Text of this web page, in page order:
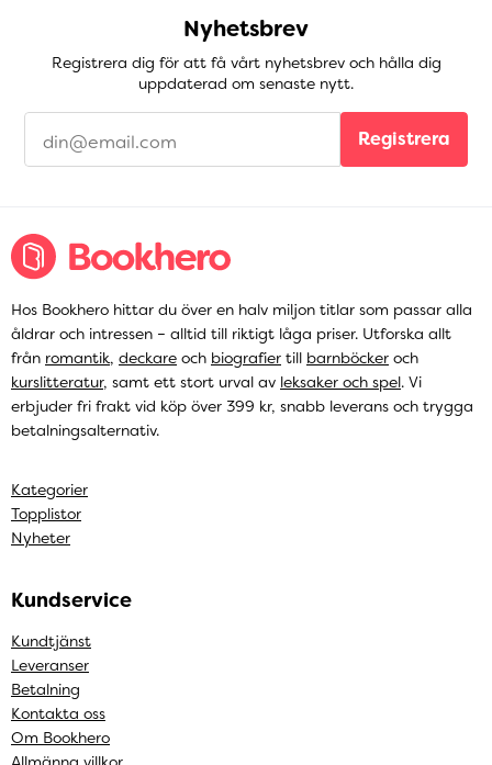
Nyhetsbrev
Registrera dig för att få vårt nyhetsbrev och hålla dig
uppdaterad om senaste nytt.
Registrera
Hos Bookhero hittar du över en halv miljon titlar som passar alla
åldrar och intressen – alltid till riktigt låga priser. Utforska allt
från romantik, deckare och biografier till barnböcker och
kurslitteratur, samt ett stort urval av leksaker och spel. Vi
erbjuder fri frakt vid köp över 399 kr, snabb leverans och trygga
betalningsalternativ.
Kategorier
Topplistor
Nyheter
Kundservice
Kundtjänst
Leveranser
Betalning
Kontakta oss
Om Bookhero